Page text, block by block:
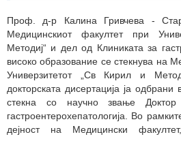
Проф. д-р Калина Гривчева -
Медицинскиот факултет при
Методиј“ и дел од Клиниката за
високо образование се стекнува на
Универзитетот „Св Кирил и
докторската дисертација ја
стекна со научно звање
гастроентерохепатологија. Во
дејност на Медицински